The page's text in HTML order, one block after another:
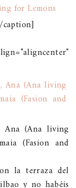
caption]
Ana (Ana living
(Fasion and
la terraza del
y no habéis